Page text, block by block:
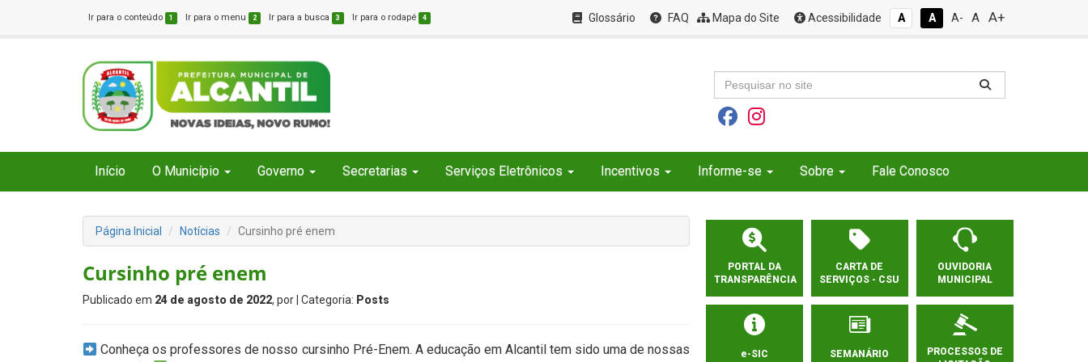
Ir para o conteúdo 1 Ir para o menu 2 Ir para a busca 3 Ir para o rodapé 4 Glossário FAQ Mapa do Site Acessibilidade A A A- A A+
Início O Município Governo Secretarias Serviços Eletrônicos Incentivos Informe-se Sobre Fale Conosco
Página Inicial Notícias Cursinho pré enem
Cursinho pré enem
Publicado em 24 de agosto de 2022, por | Categoria: Posts
Conheça os professores de nosso cursinho Pré-Enem. A educação em Alcantil tem sido uma de nossas
PORTAL DA
TRANSPARÊNCIA
CARTA DE
SERVIÇOS - CSU
OUVIDORIA
MUNICIPAL
e-SIC SEMANÁRIO
PROCESSOS DE